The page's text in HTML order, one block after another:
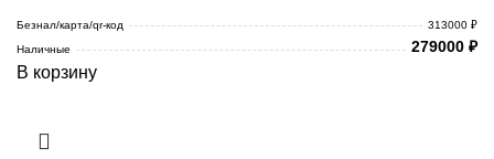
Безнал/карта/qr-код
313000 ₽
Наличные
279000 ₽
В корзину